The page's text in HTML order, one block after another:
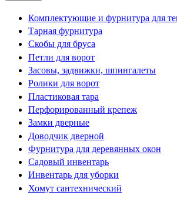
Комплектующие и фурнитура для
Тарная фурнитура
Скобы для бруса
Петли для ворот
Засовы, задвижки, шпингалеты
Ролики для ворот
Пластиковая тара
Перфорированный крепеж
Замки дверные
Доводчик дверной
Фурнитура для деревянных окон
Садовый инвентарь
Инвентарь для уборки
Хомут сантехнический